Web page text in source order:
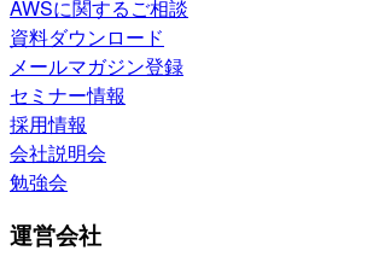
AWSに関するご相談
資料ダウンロード
メールマガジン登録
セミナー情報
採用情報
会社説明会
勉強会
運営会社